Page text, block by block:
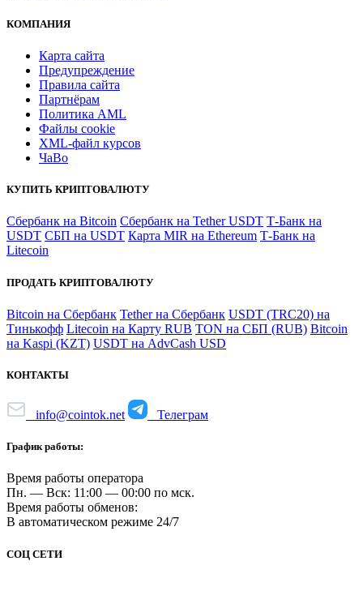
КОМПАНИЯ
Карта сайта
Предупреждение
Правила сайта
Партнёрам
Политика AML
Файлы coоkie
XML-файл курсов
ЧаВо
КУПИТЬ КРИПТОВАЛЮТУ
Сбербанк на Bitcoin Сбербанк на Tether USDT Т-Банк на
USDT СБП на USDT Карта MIR на Ethereum Т-Банк на
Litecoin
ПРОДАТЬ КРИПТОВАЛЮТУ
Bitcoin на Сбербанк Tether на Сбербанк USDT (TRC20) на
Тинькофф Litecoin на Карту RUB TON на СБП (RUB) Bitcoin
на Kaspi (KZT) USDT на AdvCash USD
КОНТАКТЫ
info@cointok.net Телеграм
График работы:
Время работы оператора
Пн. — Вск: 11:00 — 00:00 по мск.
Время работы обменов:
В автоматическом режиме 24/7
СОЦ СЕТИ